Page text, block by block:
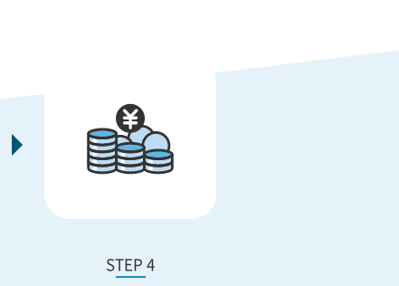
STEP 4